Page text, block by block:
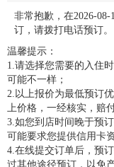
非常抱歉，在2026-
订，请拨打电话预订。
温馨提示：
1.请选择您需要的入住
可能不一样；
2.以上报价为最低预订
上价格，一经核实，赔
3.如您到店时间晚于预
可能要求您提供信用卡
4.在线提交订单后，预
过其他途径预订，以免